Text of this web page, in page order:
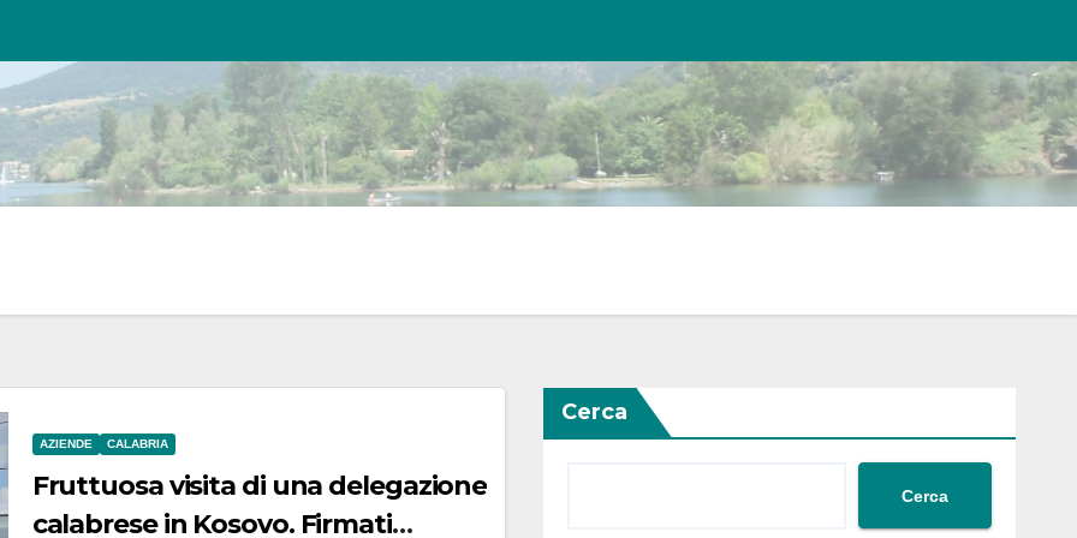
AZIENDE CALABRIA
Fruttuosa visita di una delegazione
calabrese in Kosovo. Firmati
Cerca
Cerca